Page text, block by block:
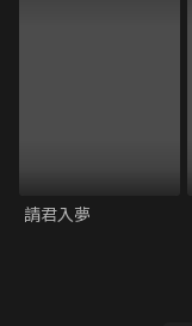
請君入夢